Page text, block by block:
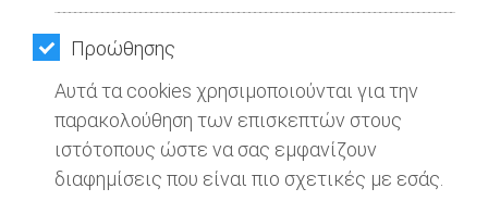
Προώθησης
Αυτά τα cookies χρησιμοποιούνται για την
παρακολούθηση των επισκεπτών στους
ιστότοπους ώστε να σας εμφανίζουν
διαφημίσεις που είναι πιο σχετικές με εσάς.